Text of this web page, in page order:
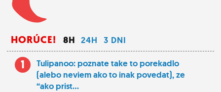
HORÚCE! 8H 24H 3 DNI
1
Tulipanoo: poznate take to porekadlo
(alebo neviem ako to inak povedat), ze
“ako prist...